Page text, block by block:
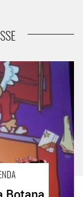
(in French)
- Critique
des Doms